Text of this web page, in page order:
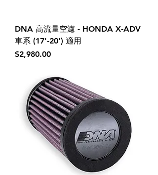
DNA 高流量空濾 - HONDA X-ADV
車系 (17'-20') 適用
價格
$2,980.00